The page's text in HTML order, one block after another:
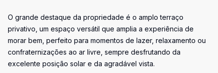
O grande destaque da propriedade é o amplo terraço
privativo, um espaço versátil que amplia a experiência de
morar bem, perfeito para momentos de lazer, relaxamento ou
confraternizações ao ar livre, sempre desfrutando da
excelente posição solar e da agradável vista.